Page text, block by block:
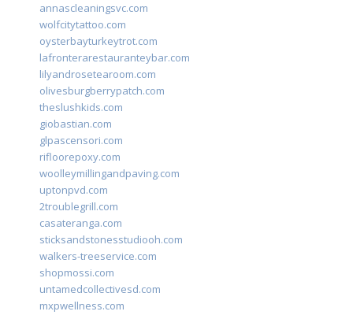
annascleaningsvc.com
wolfcitytattoo.com
oysterbayturkeytrot.com
lafronterarestauranteybar.com
lilyandrosetearoom.com
olivesburgberrypatch.com
theslushkids.com
giobastian.com
glpascensori.com
rifloorepoxy.com
woolleymillingandpaving.com
uptonpvd.com
2troublegrill.com
casateranga.com
sticksandstonesstudiooh.com
walkers-treeservice.com
shopmossi.com
untamedcollectivesd.com
mxpwellness.com